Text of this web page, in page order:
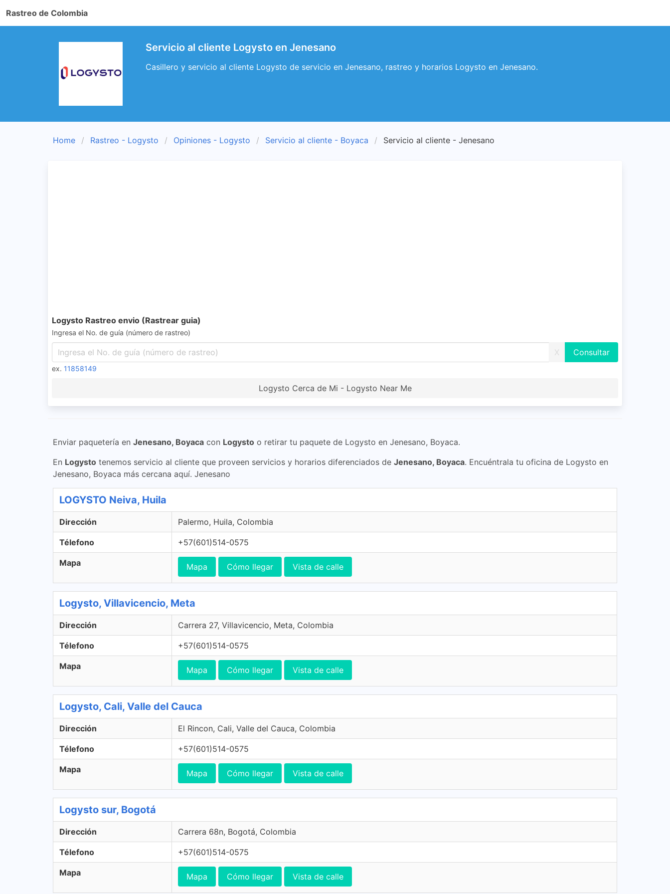
Rastreo de Colombia
Servicio al cliente Logysto en Jenesano
Casillero y servicio al cliente Logysto de servicio en Jenesano, rastreo y horarios Logysto en Jenesano.
Home Rastreo - Logysto Opiniones - Logysto Servicio al cliente - Boyaca Servicio al cliente - Jenesano
Logysto Rastreo envio (Rastrear guia)
Ingresa el No. de guía (número de rastreo)
X
ex. 11858149
Logysto Cerca de Mi - Logysto Near Me
Enviar paquetería en Jenesano, Boyaca con Logysto o retirar tu paquete de Logysto en Jenesano, Boyaca.
En Logysto tenemos servicio al cliente que proveen servicios y horarios diferenciados de Jenesano, Boyaca. Encuéntrala tu oficina de Logysto en
Jenesano, Boyaca más cercana aquí. Jenesano
LOGYSTO Neiva, Huila
Dirección Palermo, Huila, Colombia
Télefono +57(601)514-0575
Mapa Mapa Cómo llegar Vista de calle
Logysto, Villavicencio, Meta
Dirección Carrera 27, Villavicencio, Meta, Colombia
Télefono +57(601)514-0575
Mapa Mapa Cómo llegar Vista de calle
Logysto, Cali, Valle del Cauca
Dirección El Rincon, Cali, Valle del Cauca, Colombia
Télefono +57(601)514-0575
Mapa Mapa Cómo llegar Vista de calle
Logysto sur, Bogotá
Dirección Carrera 68n, Bogotá, Colombia
Télefono +57(601)514-0575
Mapa Mapa Cómo llegar Vista de calle